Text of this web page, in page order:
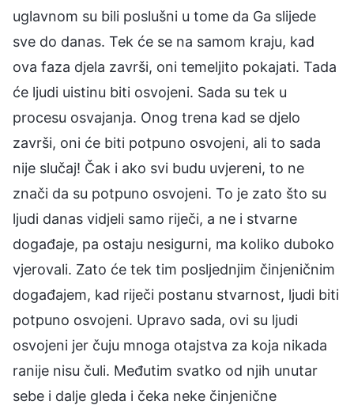
uglavnom su bili poslušni u tome da Ga slijede
sve do danas. Tek će se na samom kraju, kad
ova faza djela završi, oni temeljito pokajati. Tada
će ljudi uistinu biti osvojeni. Sada su tek u
procesu osvajanja. Onog trena kad se djelo
završi, oni će biti potpuno osvojeni, ali to sada
nije slučaj! Čak i ako svi budu uvjereni, to ne
znači da su potpuno osvojeni. To je zato što su
ljudi danas vidjeli samo riječi, a ne i stvarne
događaje, pa ostaju nesigurni, ma koliko duboko
vjerovali. Zato će tek tim posljednjim činjeničnim
događajem, kad riječi postanu stvarnost, ljudi biti
potpuno osvojeni. Upravo sada, ovi su ljudi
osvojeni jer čuju mnoga otajstva za koja nikada
ranije nisu čuli. Međutim svatko od njih unutar
sebe i dalje gleda i čeka neke činjenične